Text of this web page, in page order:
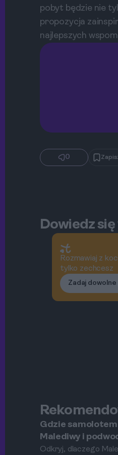
pobyt będzie nie
propozycja
najlepszych
0
Dowiedz się
Rozmawiaj z
tylko zechcesz
Zadaj
Rasdhoo
Gdzie
Malediwy i
wyspy Rasdhoo
Odkryj, dlaczego